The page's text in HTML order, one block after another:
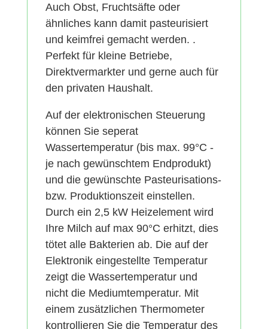
Auch Obst, Fruchtsäfte oder
ähnliches kann damit pasteurisiert
und keimfrei gemacht werden. .
Perfekt für kleine Betriebe,
Direktvermarkter und gerne auch für
den privaten Haushalt.
Auf der elektronischen Steuerung
können Sie seperat
Wassertemperatur (bis max. 99°C -
je nach gewünschtem Endprodukt)
und die gewünschte Pasteurisations-
bzw. Produktionszeit einstellen.
Durch ein 2,5 kW Heizelement wird
Ihre Milch auf max 90°C erhitzt, dies
tötet alle Bakterien ab. Die auf der
Elektronik eingestellte Temperatur
zeigt die Wassertemperatur und
nicht die Mediumtemperatur. Mit
einem zusätzlichen Thermometer
kontrollieren Sie die Temperatur des